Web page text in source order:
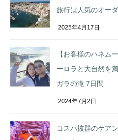
旅行は人気のオー
2025年4月17日
【お客様のハネム
ーロラと大自然を
ガラの滝 7日間
2024年7月2日
コスパ抜群のケア